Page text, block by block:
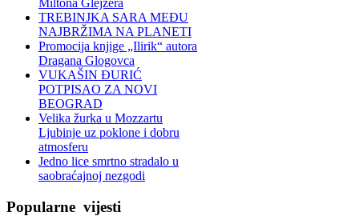
Miltona Glejzera
TREBINЈKA SARA MEĐU
NAJBRŽIMA NA PLANETI
Promocija knjige „Ilirik“ autora
Dragana Glogovca
VUKAŠIN ĐURIĆ
POTPISAO ZA NOVI
BEOGRAD
Velika žurka u Mozzartu
Ljubinje uz poklone i dobru
atmosferu
Jedno lice smrtno stradalo u
saobraćajnoj nezgodi
Popularne vijesti